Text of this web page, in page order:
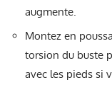
augmente.
Montez en
torsion du buste
avec les pieds si